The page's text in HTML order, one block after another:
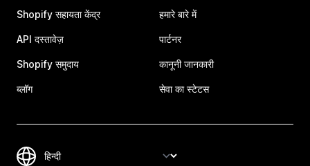
Shopify सहायता केंद्र
API दस्तावेज़
Shopify समुदाय
ब्लॉग
हमारे बारे में
पार्टनर
कानूनी जानकारी
सेवा का स्टेटस